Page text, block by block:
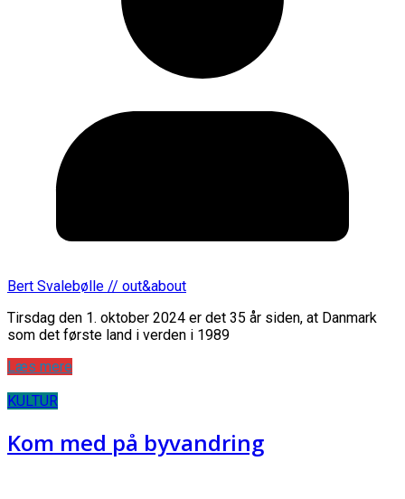
Bert Svalebølle // out&about
Tirsdag den 1. oktober 2024 er det 35 år siden, at Danmark
som det første land i verden i 1989
Læs mere
KULTUR
Kom med på byvandring